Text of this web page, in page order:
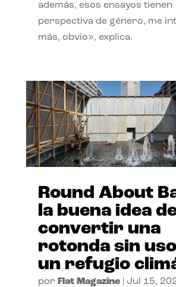
además, esos ensayos tienen
perspectiva de género, me
más, obvio», explica.
Round About
la buena idea
convertir una
rotonda sin
un refugio
por Flat Magazine| Jul 15,